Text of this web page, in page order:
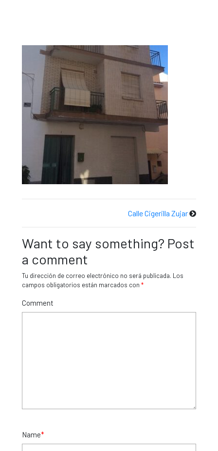
Calle Cigerilla Zujar
Want to say something? Post
a comment
Tu dirección de correo electrónico no será publicada. Los
campos obligatorios están marcados con *
Comment
Name*